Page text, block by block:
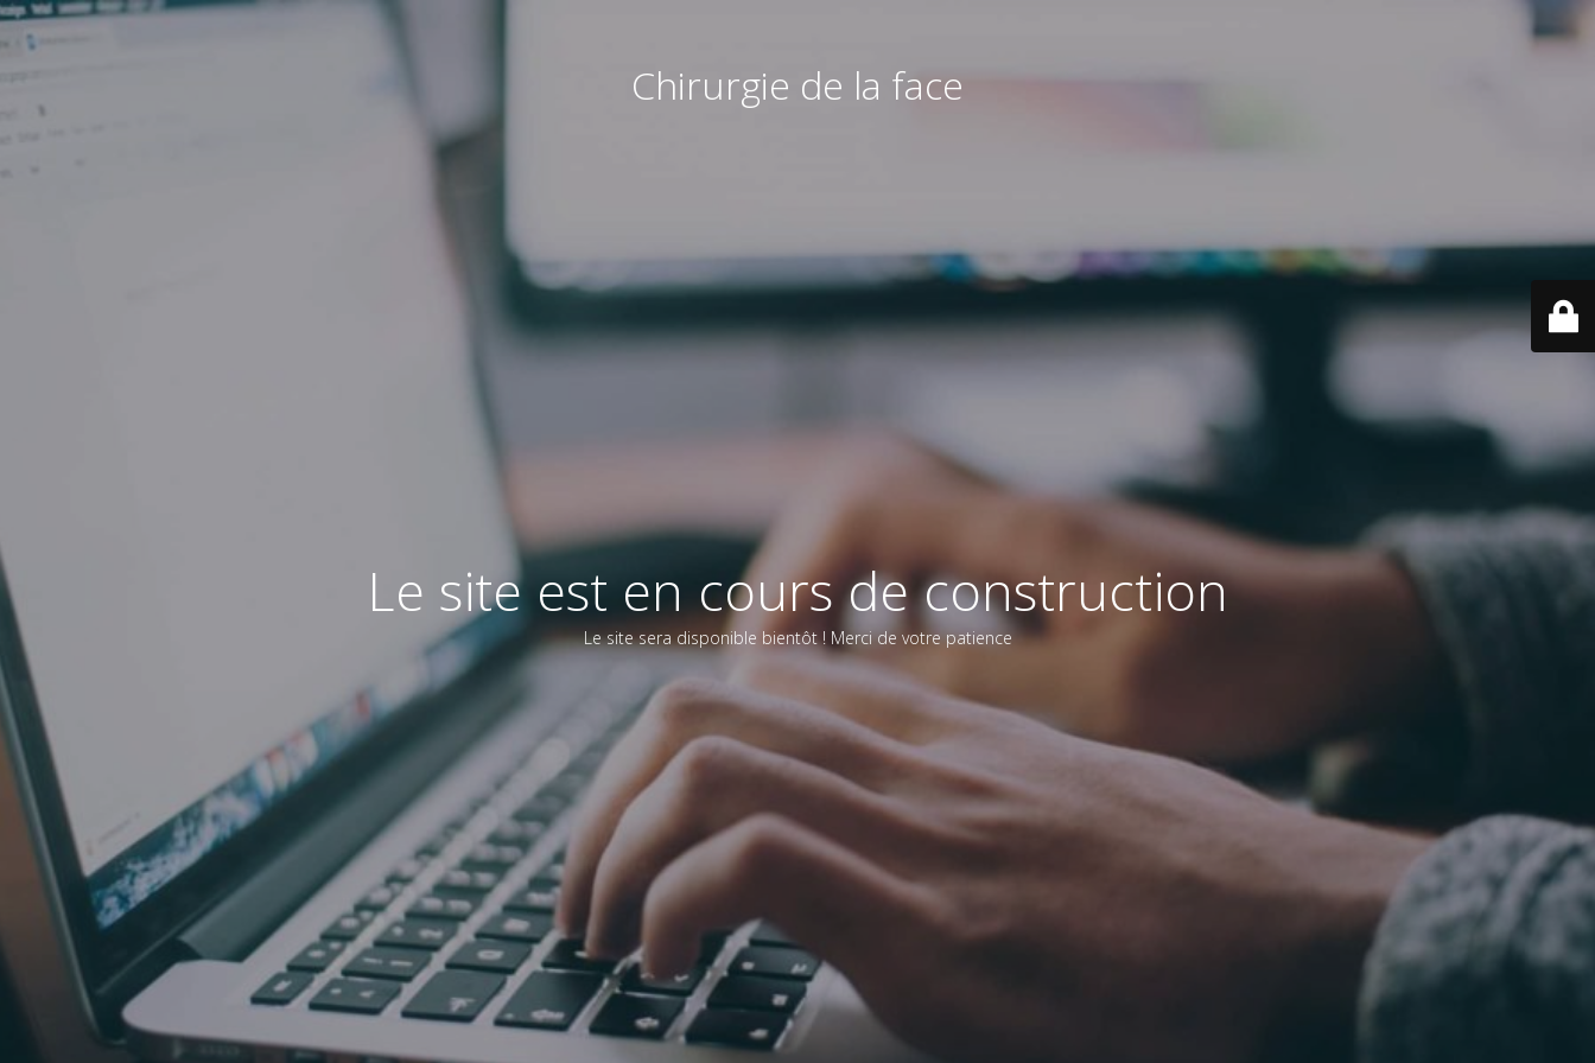
Chirurgie de la face
Le site est en cours de construction
Le site sera disponible bientôt ! Merci de votre patience